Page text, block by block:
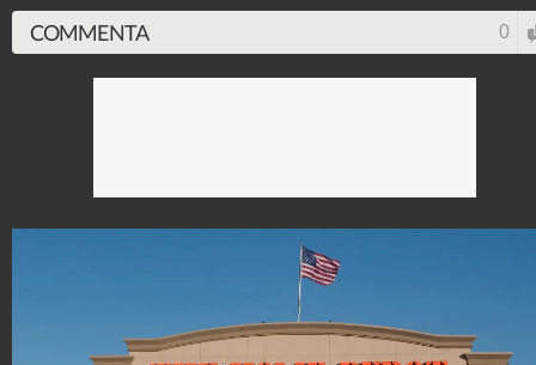
250.022.197-3.448 video-3.077 foto
COMMENTA 0